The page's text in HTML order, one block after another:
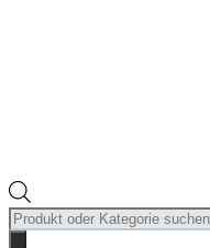
Products
search